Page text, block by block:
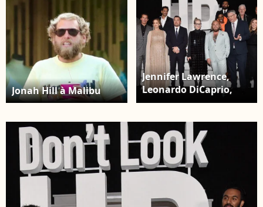
Jonah Hill à Malibu
Jennifer Lawrence,
Leonardo DiCaprio,
Meryl Streep, Jonah
Les célébrités arrivent
à la première de "Don't
Look Up" (Netflix) à
New York, le 5
décembre 2021.